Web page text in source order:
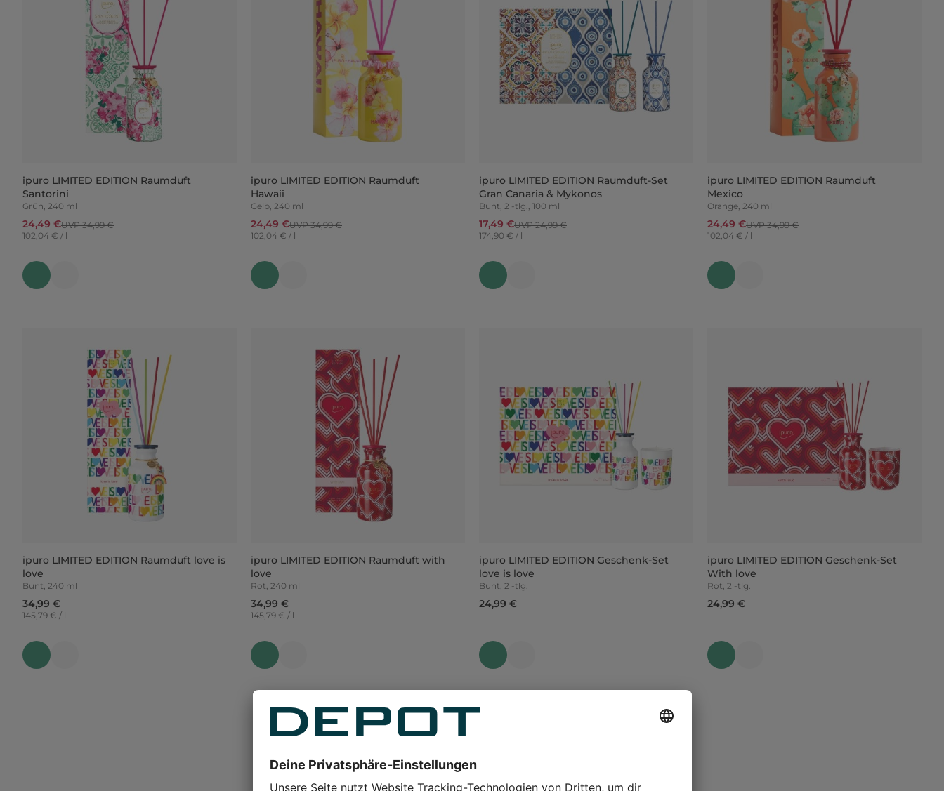
ipuro LIMITED EDITION Raumduft
Santorini
Grün, 240 ml
24,49 €UVP 34,99 €
102,04 € / l
ipuro LIMITED EDITION Raumduft
Hawaii
Gelb, 240 ml
24,49 €UVP 34,99 €
102,04 € / l
ipuro LIMITED EDITION Raumduft-Set
Gran Canaria & Mykonos
Bunt, 2 -tlg., 100 ml
17,49 €UVP 24,99 €
174,90 € / l
ipuro LIMITED EDITION Raumduft
Mexico
Orange, 240 ml
24,49 €UVP 34,99 €
102,04 € / l
ipuro LIMITED EDITION Raumduft love is
love
Bunt, 240 ml
34,99 €
145,79 € / l
ipuro LIMITED EDITION Raumduft with
love
Rot, 240 ml
34,99 €
145,79 € / l
ipuro LIMITED EDITION Geschenk-Set
love is love
Bunt, 2 -tlg.
24,99 €
ipuro LIMITED EDITION Geschenk-Set
With love
Rot, 2 -tlg.
24,99 €
1